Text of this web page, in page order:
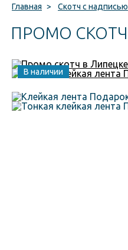
Главная > Скотч с надписью
ПРОМО СКОТЧ
В наличии